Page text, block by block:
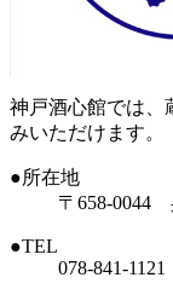
神戸酒心館では、
みいただけます。
●所在地
〒658-0044
●TEL
078-841-1121